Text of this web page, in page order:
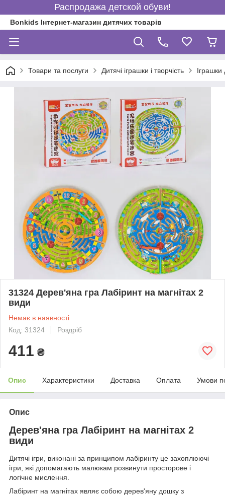
Распродажа детской обуви!
Bonkids Інтернет-магазин дитячих товарів
Товари та послуги Дитячі іграшки і творчість
31324 Дерев'яна гра Лабіринт на магнітах 2
види
Немає в наявності
Код: 31324
Роздріб
411 ₴
Опис Характеристики Доставка Оплата Умови
Опис
Дерев'яна гра Лабіринт на магнітах 2
види
Дитячі ігри, виконані за принципом лабіринту це захоплюючі
ігри, які допомагають малюкам розвинути просторове і
логічне мислення.
Лабіринт на магнітах являє собою дерев'яну дошку з